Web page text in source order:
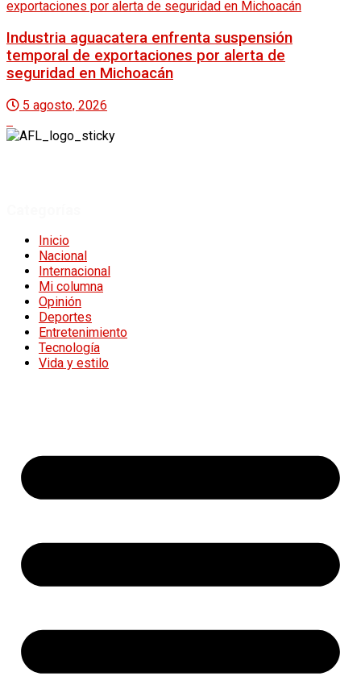
Industria aguacatera enfrenta suspensión
temporal de exportaciones por alerta de
seguridad en Michoacán
5 agosto, 2026
Inicio
Nacional
Internacional
Mi columna
Opinión
Deportes
Entretenimiento
Tecnología
Vida y estilo